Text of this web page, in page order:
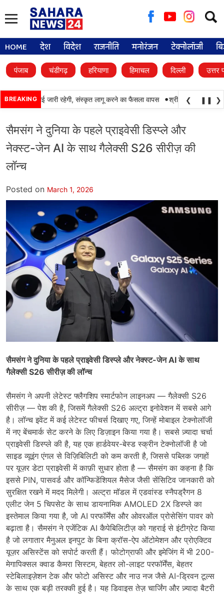
for:
HOME देश विदेश राजनीति मनोरंजन टेक्नोलॉजी
पंजाब चंडीगढ़ हरियाणा हिमाचल दिल्ली उत्तर
BREAKING
की पढ़ाई जारी रहेगी, संस्कृत लागू करने का फैसला वापस • श्री गुरु हरिकृष्ण
❮ ❚❚ ❯
सैमसंग ने दुनिया के पहले प्राइवेसी डिस्प्ले और
नेक्स्ट-जेन AI के साथ गैलेक्सी S26 सीरीज़ की
लॉन्च
Posted on March 1, 2026
सैमसंग ने दुनिया के पहले प्राइवेसी डिस्प्ले और नेक्स्ट-जेन AI के साथ
गैलेक्सी S26 सीरीज़ की लॉन्च
सैमसंग ने अपनी लेटेस्ट फ्लैगशिप स्मार्टफोन लाइनअप — गैलेक्सी S26
सीरीज़ — पेश की है, जिसमें गैलेक्सी S26 अल्ट्रा इनोवेशन में सबसे आगे
है। लॉन्च इवेंट में कई लेटेस्ट फीचर्स दिखाए गए, जिन्हें मोबाइल टेक्नोलॉजी
में नए बेंचमार्क सेट करने के लिए डिज़ाइन किया गया है। सबसे ज़्यादा चर्चा
प्राइवेसी डिस्प्ले की है, यह एक हार्डवेयर-बेस्ड स्क्रीन टेक्नोलॉजी है जो
साइड व्यूइंग एंगल से विज़िबिलिटी को कम करती है, जिससे पब्लिक जगहों
पर यूज़र डेटा प्राइवेसी में काफ़ी सुधार होता है — सैमसंग का कहना है कि
इससे PIN, पासवर्ड और कॉन्फिडेंशियल मैसेज जैसी सेंसिटिव जानकारी को
सुरक्षित रखने में मदद मिलेगी। अल्ट्रा मॉडल में एडवांस्ड स्नैपड्रैगन 8
एलीट जेन 5 चिपसेट के साथ डायनामिक AMOLED 2X डिस्प्ले का
इस्तेमाल किया गया है, जो AI परफॉर्मेंस और ओवरऑल प्रोसेसिंग पावर को
बढ़ाता है। सैमसंग ने एजेंटिक AI कैपेबिलिटीज़ को गहराई से इंटीग्रेट किया
है जो लगातार मैनुअल इनपुट के बिना क्रॉस-ऐप ऑटोमेशन और प्रोएक्टिव
यूज़र असिस्टेंस को सपोर्ट करती हैं। फोटोग्राफी और इमेजिंग में भी 200-
मेगापिक्सल क्वाड कैमरा सिस्टम, बेहतर लो-लाइट परफॉर्मेंस, बेहतर
स्टेबिलाइज़ेशन टेक और फोटो असिस्ट और नाउ नज जैसे AI-ड्रिवन टूल्स
के साथ एक बड़ी तरक्की हुई है। यह डिवाइस तेज़ चार्जिंग और ज़्यादा बैटरी